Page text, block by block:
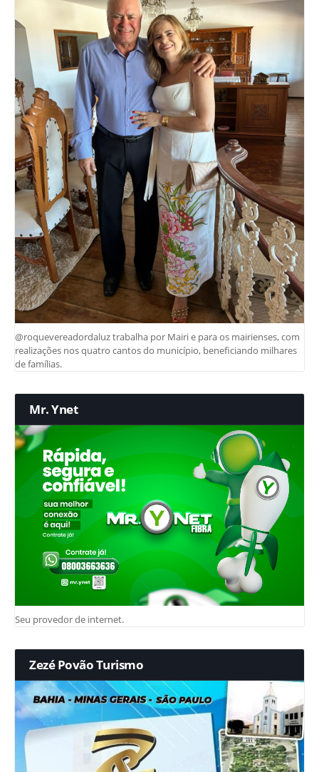
@roquevereadordaluz trabalha por Mairi e para os mairienses, com
realizações nos quatro cantos do município, beneficiando milhares
de famílias.
Mr. Ynet
Seu provedor de internet.
Zezé Povão Turismo